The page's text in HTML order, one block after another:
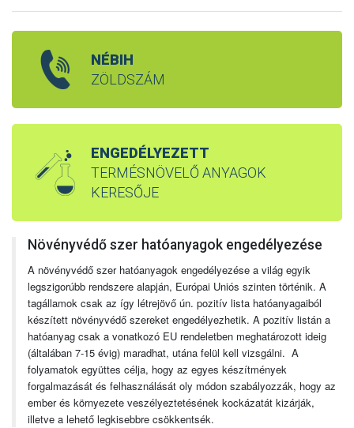
NÉBIH
ZÖLDSZÁM
ENGEDÉLYEZETT
TERMÉSNÖVELŐ ANYAGOK
KERESŐJE
Növényvédő szer hatóanyagok engedélyezése
A növényvédő szer hatóanyagok engedélyezése a világ egyik
legszigorúbb rendszere alapján, Európai Uniós szinten történik. A
tagállamok csak az így létrejövő ún. pozitív lista hatóanyagaiból
készített növényvédő szereket engedélyezhetik. A pozitív listán a
hatóanyag csak a vonatkozó EU rendeletben meghatározott ideig
(általában 7-15 évig) maradhat, utána felül kell vizsgálni. A
folyamatok együttes célja, hogy az egyes készítmények
forgalmazását és felhasználását oly módon szabályozzák, hogy az
ember és környezete veszélyeztetésének kockázatát kizárják,
illetve a lehető legkisebbre csökkentsék.